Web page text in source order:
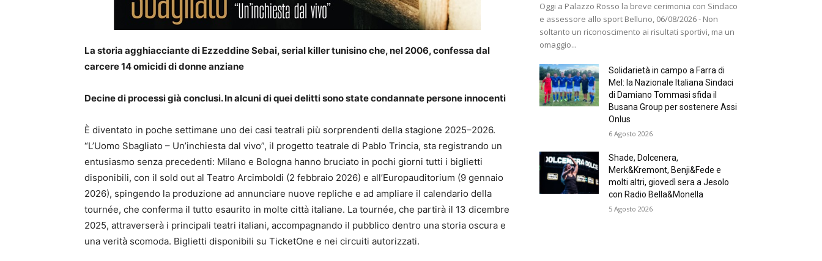
La storia agghiacciante di Ezzeddine Sebai, serial killer tunisino che, nel 2006, confessa dal
carcere 14 omicidi di donne anziane
Decine di processi già conclusi. In alcuni di quei delitti sono state condannate persone innocenti
È diventato in poche settimane uno dei casi teatrali più sorprendenti della stagione 2025–2026.
“L’Uomo Sbagliato – Un’inchiesta dal vivo”, il progetto teatrale di Pablo Trincia, sta registrando un
entusiasmo senza precedenti: Milano e Bologna hanno bruciato in pochi giorni tutti i biglietti
disponibili, con il sold out al Teatro Arcimboldi (2 febbraio 2026) e all’Europauditorium (9 gennaio
2026), spingendo la produzione ad annunciare nuove repliche e ad ampliare il calendario della
tournée, che conferma il tutto esaurito in molte città italiane. La tournée, che partirà il 13 dicembre
2025, attraverserà i principali teatri italiani, accompagnando il pubblico dentro una storia oscura e
una verità scomoda. Biglietti disponibili su TicketOne e nei circuiti autorizzati.
Oggi a Palazzo Rosso la breve cerimonia con Sindaco
e assessore allo sport Belluno, 06/08/2026 - Non
soltanto un riconoscimento ai risultati sportivi, ma un
omaggio...
Solidarietà in campo a Farra di
Mel: la Nazionale Italiana Sindaci
di Damiano Tommasi sfida il
Busana Group per sostenere Assi
Onlus
6 Agosto 2026
Shade, Dolcenera,
Merk&Kremont, Benji&Fede e
molti altri, giovedì sera a Jesolo
con Radio Bella&Monella
5 Agosto 2026